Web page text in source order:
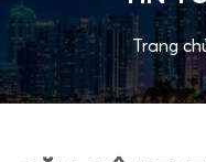
Trang